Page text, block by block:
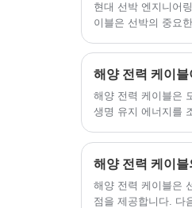
현대 선박 엔지니어
이블은 선박의 중요
방 요구 사항이 점점
해양 전력 케이
해양 전력 케이블은
생명 유지 에너지를
해양 전력 케이블
해양 전력 케이블은
점을 제공합니다. 다